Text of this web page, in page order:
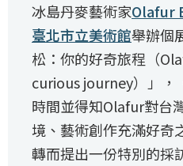
冰島丹麥藝術家Olafur
臺北市立美術館舉辦個
松：你的好奇旅程（
curious journey）」，
時間並得知Olafur對台
境、藝術創作充滿好奇
轉而提出一份特別的